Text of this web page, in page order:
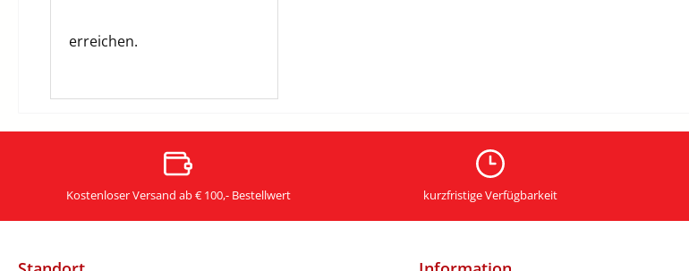
erreichen.
Kostenloser Versand ab € 100,- Bestellwert kurzfristige Verfügbarkeit